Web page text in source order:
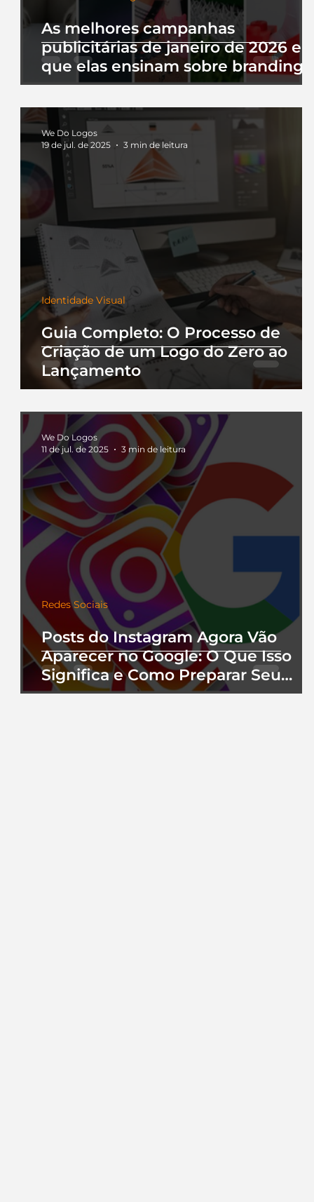
As melhores campanhas
publicitárias de janeiro de 2026 e
que elas ensinam sobre branding
Guia Completo: O Processo de
Criação de um Logo do Zero ao
Lançamento
Identidade Visual
We Do Logos
19 de jul. de 2025
3 min de leitura
Posts do Instagram Agora Vão
Aparecer no Google: O Que Isso
Significa e Como Preparar Seu
Perfil
Redes Sociais
We Do Logos
11 de jul. de 2025
3 min de leitura